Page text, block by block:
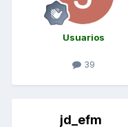
Usuarios
39
jd_efm